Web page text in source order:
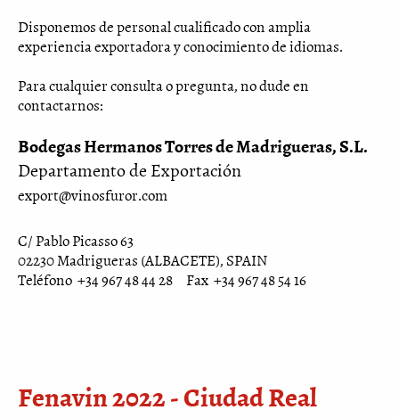
Disponemos de personal cualificado con amplia
experiencia exportadora y conocimiento de idiomas.
Para cualquier consulta o pregunta, no dude en
contactarnos:
Bodegas Hermanos Torres de Madrigueras, S.L.
Departamento de Exportación
export@vinosfuror.com
C/ Pablo Picasso 63
02230 Madrigueras (ALBACETE), SPAIN
Teléfono +34 967 48 44 28 Fax +34 967 48 54 16
Fenavin 2022 - Ciudad Real